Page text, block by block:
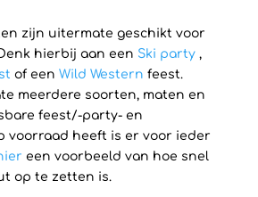
zijn uitermate geschikt voor
hierbij aan een Ski party,
of een Wild Western feest.
meerdere soorten, maten en
feest/-party- en
voorraad heeft is er voor ieder
een voorbeeld van hoe snel
op te zetten is.